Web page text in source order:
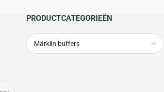
PRODUCTCATEGORIEËN